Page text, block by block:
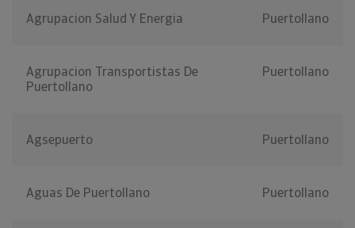
Agrupacion Salud Y Energia Puertollano
Agrupacion Transportistas De
Puertollano
Puertollano
Agsepuerto Puertollano
Aguas De Puertollano Puertollano